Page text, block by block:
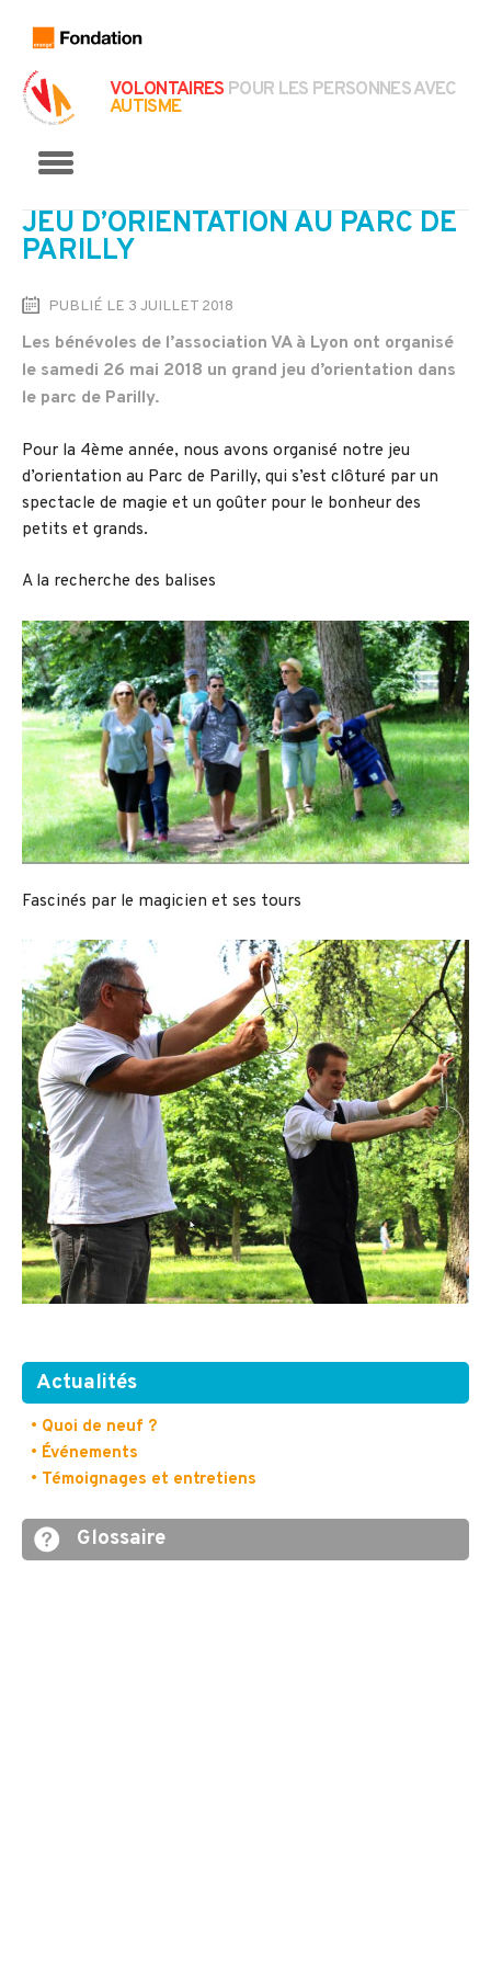
VOLONTAIRES POUR LES PERSONNES AVEC
AUTISME
JEU D’ORIENTATION AU PARC DE
PARILLY
PUBLIÉ LE 3 JUILLET 2018
Les bénévoles de l’association VA à Lyon ont organisé
le samedi 26 mai 2018 un grand jeu d’orientation dans
le parc de Parilly.
Pour la 4ème année, nous avons organisé notre jeu
d’orientation au Parc de Parilly, qui s’est clôturé par un
spectacle de magie et un goûter pour le bonheur des
petits et grands.
A la recherche des balises
Fascinés par le magicien et ses tours
Actualités
• Quoi de neuf ?
• Événements
• Témoignages et entretiens
Glossaire